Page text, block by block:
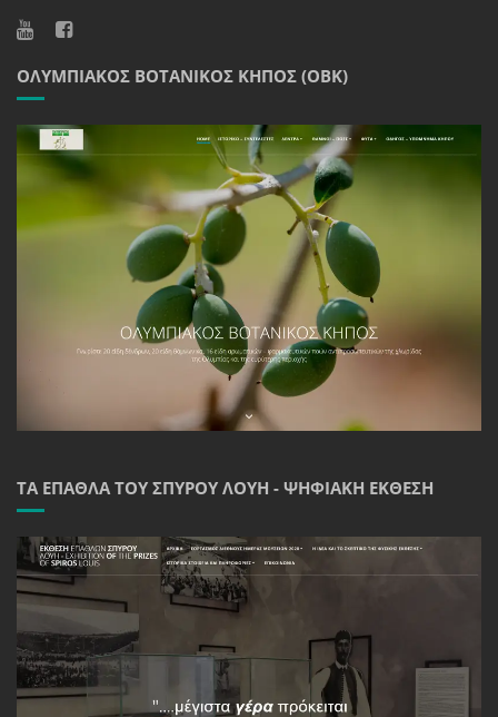
ΟΛΥΜΠΙΑΚΌΣ ΒΟΤΑΝΙΚΌΣ ΚΉΠΟΣ (ΟΒΚ)
ΤΑ ΈΠΑΘΛΑ ΤΟΥ ΣΠΎΡΟΥ ΛΟΎΗ - ΨΗΦΙΑΚΉ ΈΚΘΕΣΗ